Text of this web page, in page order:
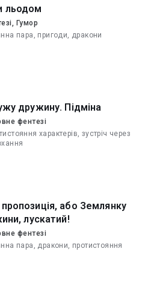
льодом
Гумор
пара, пригоди, дракони
дружину. Підміна
фентезі
характерів, зустріч через
або Землянку
лускатий!
фентезі
пара, дракони, протистояння